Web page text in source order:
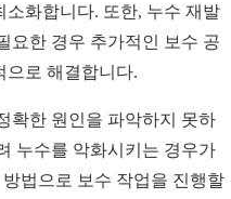
화합니다. 또한, 누수 재발
요한 경우 추가적인 보수 공
으로 해결합니다.
확한 원인을 파악하지 못하
누수를 악화시키는 경우가
법으로 보수 작업을 진행할